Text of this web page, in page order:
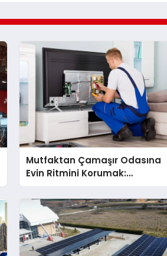
Mutfaktan Çamaşır Odasına
Evin Ritmini Korumak:
Whirlpool Cihazlarında Dürüst
Teknik Destek Deneyimi